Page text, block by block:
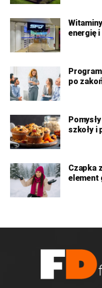
energię i
po
szkoły i
Czapka
element